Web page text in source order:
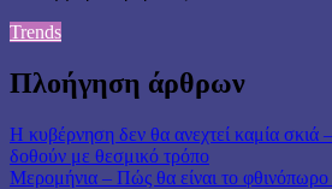
Trends
Πλοήγηση άρθρων
Η κυβέρνηση δεν θα ανεχτεί καμία σκιά
δοθούν με θεσμικό τρόπο
Μερομήνια – Πώς θα είναι το φθινόπωρο